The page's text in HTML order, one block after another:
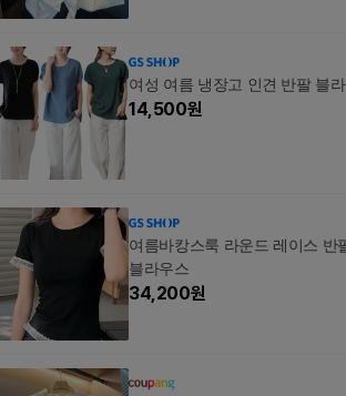
여성 여름 냉장고 인견 반팔 블
14,500원
여름바캉스룩 라운드 레이스 반
블라우스
34,200원